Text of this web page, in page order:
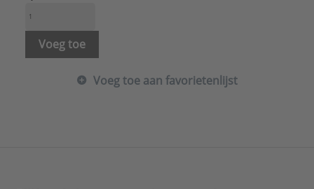
Instelbare standterugmelding:
Koppel:
Lengte aansluitkabel:
Looptijd:
Max. draaihoek:
95 °
Voeg toe
Voeg toe aan favorietenlijst